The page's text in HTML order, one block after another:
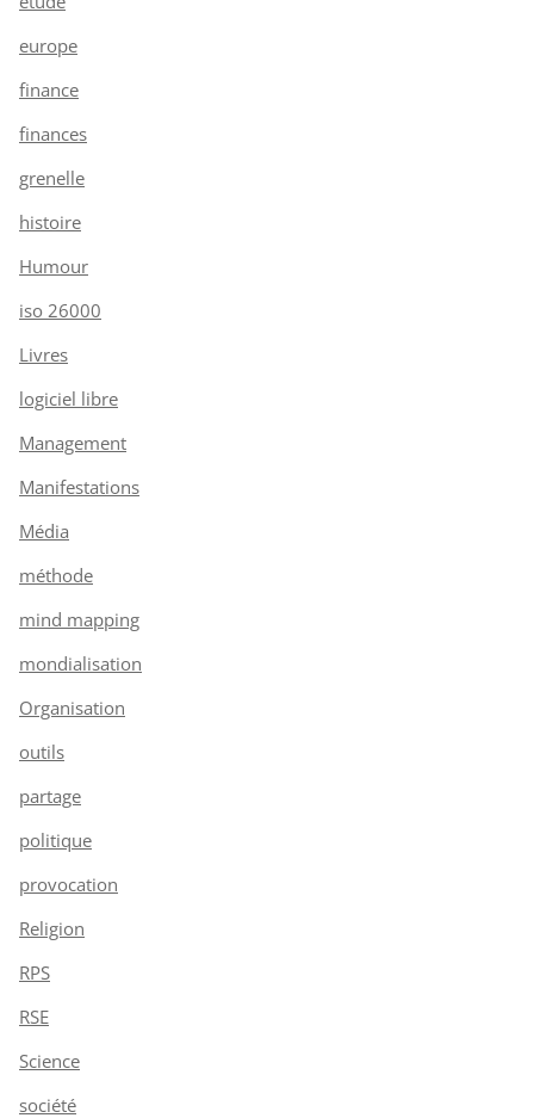
europe
finance
finances
grenelle
histoire
Humour
iso 26000
Livres
logiciel libre
Management
Manifestations
Média
méthode
mind mapping
mondialisation
Organisation
outils
partage
politique
provocation
Religion
RPS
RSE
Science
société